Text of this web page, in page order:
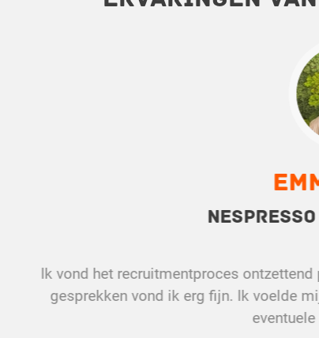
Ik vond het recruitmentproces
gesprekken vond ik erg fijn. Ik voelde